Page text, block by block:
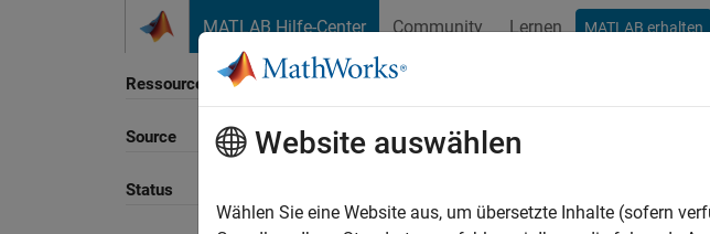
MATLAB Hilfe-Center Community Lernen MATLAB erhalten
Ressource
Source
Status
Sortieren nach
Website auswählen
Wählen Sie eine Website aus, um übersetzte Inhalte (sofern